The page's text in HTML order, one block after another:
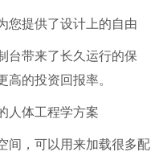
您提供了设计上的自由
台带来了长久运行的保
高的投资回报率。
人体工程学方案
间，可以用来加载很多配